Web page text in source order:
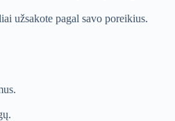
užsakote pagal savo poreikius.